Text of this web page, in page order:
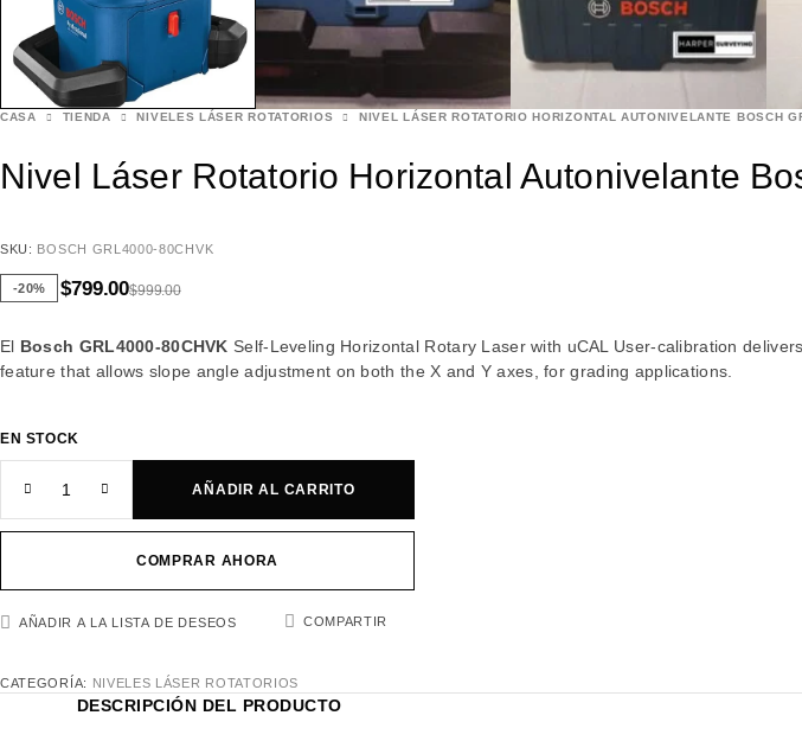
CASA TIENDA NIVELES LÁSER ROTATORIOS NIVEL LÁSER ROTATORIO HORIZONTAL AUTONIVELANTE BOSCH
Nivel Láser Rotatorio Horizontal Autonivelante
SKU: BOSCH GRL4000-80CHVK
-20% $999.00
$799.00
El Bosch GRL4000-80CHVK Self-Leveling Horizontal Rotary Laser with uCAL User-calibration
feature that allows slope angle adjustment on both the X and Y axes, for grading applications.
EN STOCK
AÑADIR AL CARRITO
COMPRAR AHORA
AÑADIR A LA LISTA DE DESEOS COMPARTIR
CATEGORÍA: NIVELES LÁSER ROTATORIOS
DESCRIPCIÓN DEL PRODUCTO